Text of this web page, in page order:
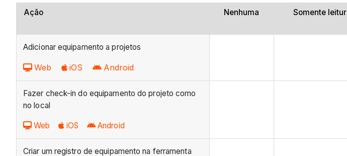
Ação Nenhuma Somente
Adicionar equipamento a projetos
Web iOS Android
Fazer check-in do equipamento do projeto como
no local
Web iOS Android
Criar um registro de equipamento na ferramenta